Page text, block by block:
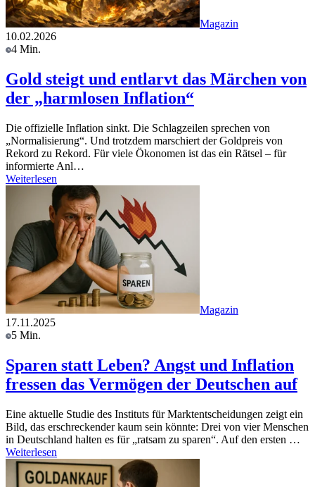
Magazin
10.02.2026
4 Min.
Gold steigt und entlarvt das Märchen von
der „harmlosen Inflation“
Die offizielle Inflation sinkt. Die Schlagzeilen sprechen von
„Normalisierung“. Und trotzdem marschiert der Goldpreis von
Rekord zu Rekord. Für viele Ökonomen ist das ein Rätsel – für
informierte Anl…
Weiterlesen
Magazin
17.11.2025
5 Min.
Sparen statt Leben? Angst und Inflation
fressen das Vermögen der Deutschen auf
Eine aktuelle Studie des Instituts für Marktentscheidungen zeigt ein
Bild, das erschreckender kaum sein könnte: Drei von vier Menschen
in Deutschland halten es für „ratsam zu sparen“. Auf den ersten …
Weiterlesen